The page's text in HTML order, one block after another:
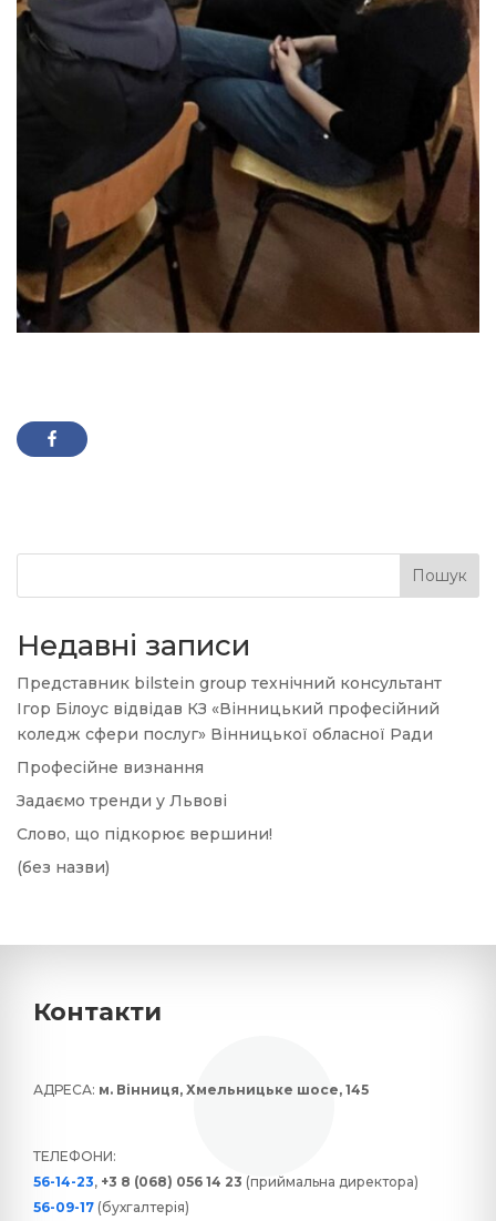
Пошук
Недавні записи
Представник bilstein group технічний консультант
Ігор Білоус відвідав КЗ «Вінницький професійний
коледж сфери послуг» Вінницької обласної Ради
Професійне визнання
Задаємо тренди у Львові
Слово, що підкорює вершини!
(без назви)
Контакти
АДРЕСА: м. Вінниця, Хмельницьке шосе, 145
ТЕЛЕФОНИ:
56-14-23, +3 8 (068) 056 14 23 (приймальна директора)
56-09-17 (бухгалтерія)